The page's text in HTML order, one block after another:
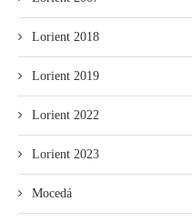
Lorient 2018
Lorient 2019
Lorient 2022
Lorient 2023
Mocedá